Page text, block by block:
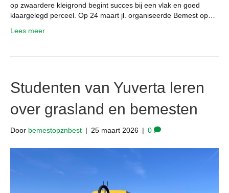
op zwaardere kleigrond begint succes bij een vlak en goed
klaargelegd perceel. Op 24 maart jl. organiseerde Bemest op…
Lees meer
Studenten van Yuverta leren
over grasland en bemesten
Door bemestopznbest | 25 maart 2026 | 0